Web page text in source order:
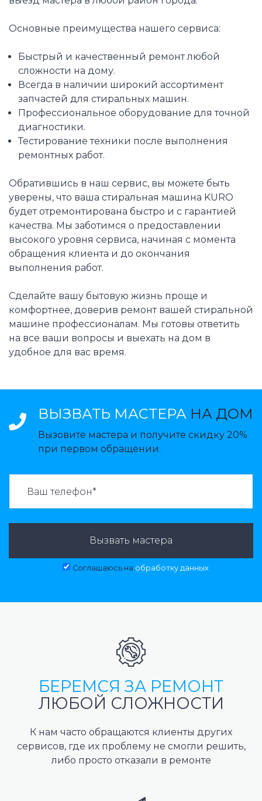
Основные преимущества нашего сервиса:
Быстрый и качественный ремонт любой
сложности на дому.
Всегда в наличии широкий ассортимент
запчастей для стиральных машин.
Профессиональное оборудование для точной
диагностики.
Тестирование техники после выполнения
ремонтных работ.
Обратившись в наш сервис, вы можете быть
уверены, что ваша стиральная машина KURO
будет отремонтирована быстро и с гарантией
качества. Мы заботимся о предоставлении
высокого уровня сервиса, начиная с момента
обращения клиента и до окончания
выполнения работ.
Сделайте вашу бытовую жизнь проще и
комфортнее, доверив ремонт вашей стиральной
машине профессионалам. Мы готовы ответить
на все ваши вопросы и выехать на дом в
удобное для вас время.
ВЫЗВАТЬ МАСТЕРА НА ДОМ
Вызовите мастера и получите скидку 20%
при первом обращении.
Вызвать мастера
Соглашаюсь на обработку данных
БЕРЕМСЯ ЗА РЕМОНТ
ЛЮБОЙ СЛОЖНОСТИ
К нам часто обращаются клиенты других
сервисов, где их проблему не смогли решить,
либо просто отказали в ремонте